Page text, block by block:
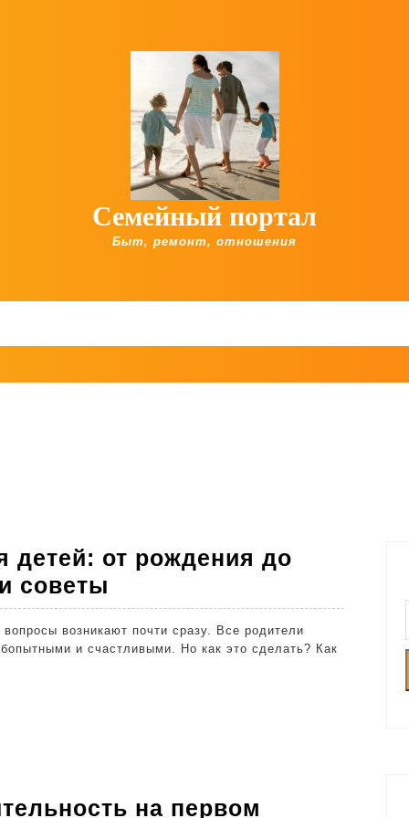
Семейный портал
Быт, ремонт, отношения
от рождения до
советы
игры
для
–
и счастливыми. Но как это сделать? Как
на первом